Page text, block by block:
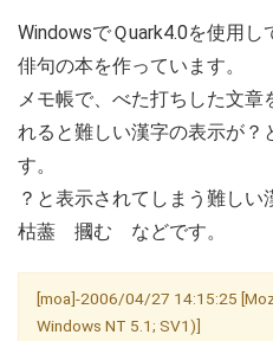
WindowsでＱuark4.0を使用し
俳句の本を作っています。
メモ帳で、べた打ちした文
れると難しい漢字の表示が？
す。
？と表示されてしまう難しい
枯藎 摑む などです。
[moa]-2006/04/27 14:15:25
Windows NT 5.1; SV1)]